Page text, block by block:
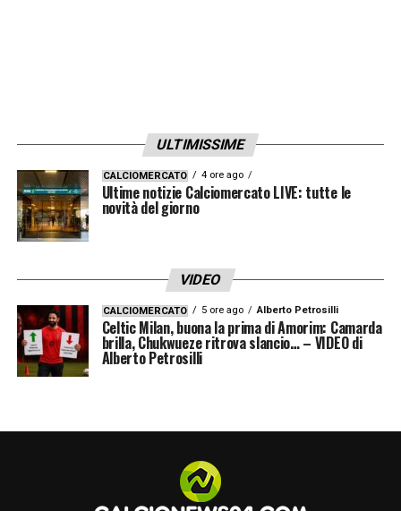
ULTIMISSIME
CALCIOMERCATO 4 ore ago
Ultime notizie Calciomercato LIVE: tutte le
novità del giorno
VIDEO
CALCIOMERCATO 5 ore ago Alberto Petrosilli
Celtic Milan, buona la prima di Amorim: Camarda
brilla, Chukwueze ritrova slancio… – VIDEO di
Alberto Petrosilli